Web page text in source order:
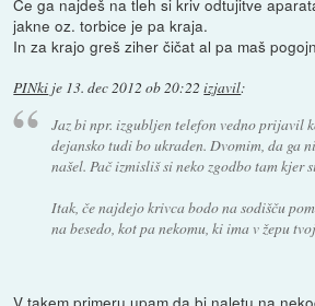
Če ga najdeš na tleh si kriv odtujitve
jakne oz. torbice je pa kraja.
In za krajo greš ziher čičat al pa maš
PINki je 13. dec 2012 ob 20:22 izjavil:
Jaz bi npr. izgubljen telefon vedno prijavil
dejansko tudi bo ukraden. Dvomim, da ga
našel. Pač izmisliš si neko zgodbo tam kjer
Itak, če najdejo krivca bodo na sodišču
na besedo, kot pa nekomu, ki ima v žepu
V takem primeru upam da bi naletu na